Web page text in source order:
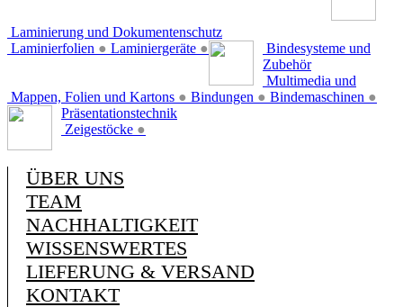
Laminierung und Dokumentenschutz
Laminierfolien ● Laminiergeräte ●
Bindesysteme und
Zubehör
Mappen, Folien und Kartons ● Bindungen ● Bindemaschinen ●
Multimedia und
Präsentationstechnik
Zeigestöcke ●
ÜBER UNS
TEAM
NACHHALTIGKEIT
WISSENSWERTES
LIEFERUNG & VERSAND
KONTAKT